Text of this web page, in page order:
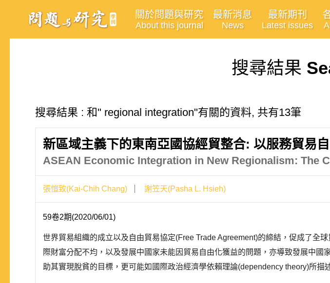
關於問題與研究
About this journal
最新消息
News
最新期刊
Latest issues
搜尋結果
搜尋結果 : 和" regional integration"有關的資料, 共有13筆
新區域主義下的東南亞國協經貿整合: 以服務貿易
ASEAN Economic Integration in New Regionalism: The
張愷致(Kai-Chih Chang) 謝笠天(Pasha L. Hsieh)
59卷2期(2020/06/01)
世界貿易組織的成立以及自由貿易協定(Free Trade Agreement)的締結，促成了全
際財富分配不均，以及發展中國家未能因貿易自由化獲益的問題，亦導致發展中
助其實現脫貧的目標，更可能如國際政治經濟學依賴理論(dependency theory)所